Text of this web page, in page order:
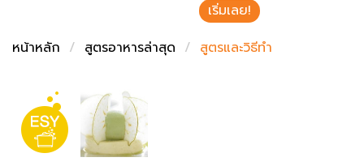
เริ่มเลย!
หน้าหลัก
สูตรอาหารล่าสุด สูตรและวิธีทำ